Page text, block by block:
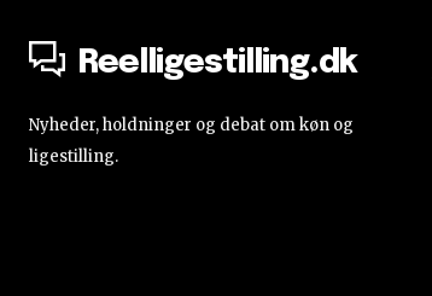
Reelligestilling.dk
Nyheder, holdninger og debat om køn og
ligestilling.